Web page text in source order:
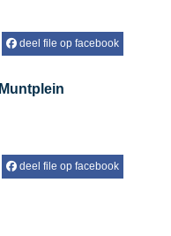
deel file op facebook
Muntplein
deel file op facebook